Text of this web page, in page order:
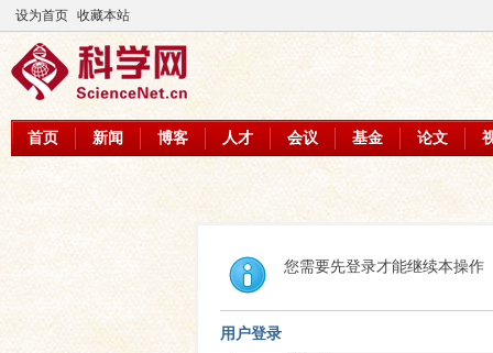
设为首页 收藏本站
首页 新闻 博客 人才 会议 基金 论文
您需要先登录才能继续本操作
用户登录